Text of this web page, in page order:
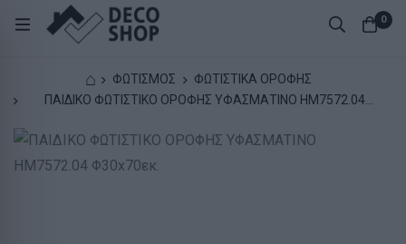
0
⌂ ΦΩΤΙΣΜΟΣ
ΦΩΤΙΣΤΙΚΑ ΟΡΟΦΗΣ
ΠΑΙΔΙΚΟ ΦΩΤΙΣΤΙΚΟ ΟΡΟΦΗΣ ΥΦΑΣΜΑΤΙΝΟ HM7572.04